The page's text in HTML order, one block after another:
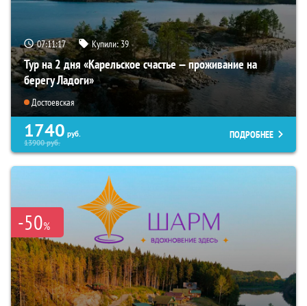
07:11:16 Купили:39
Тур на 2 дня «Карельское счастье — проживание на
берегу Ладоги»
Достоевская
1740 руб.
13900руб.
ПОДРОБНЕЕ
-50%